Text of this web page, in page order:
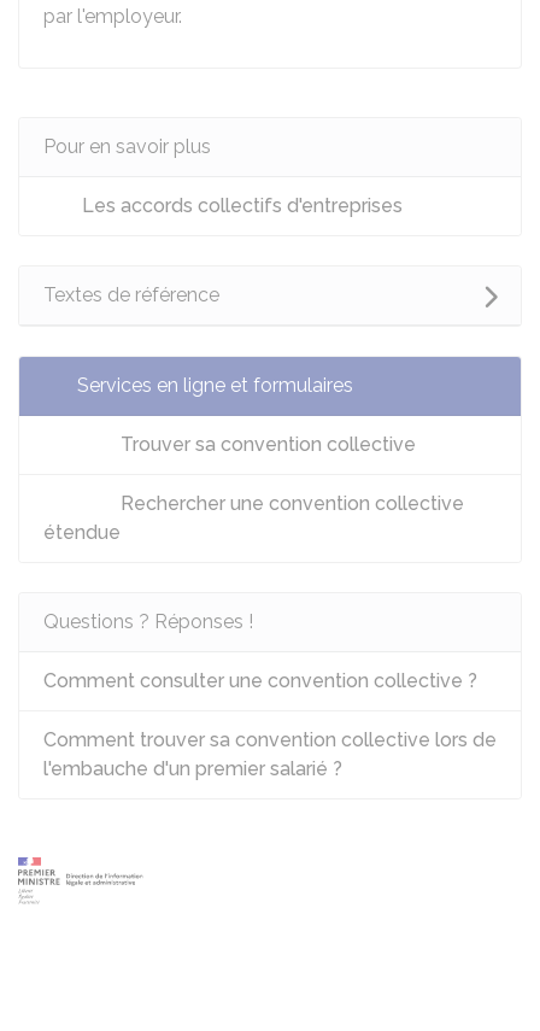
par l'employeur.
Pour en savoir plus
Les accords collectifs d'entreprises
Textes de référence
Services en ligne et formulaires
Trouver sa convention collective
Rechercher une convention collective
étendue
Questions ? Réponses !
Comment consulter une convention collective ?
Comment trouver sa convention collective lors de
l'embauche d'un premier salarié ?